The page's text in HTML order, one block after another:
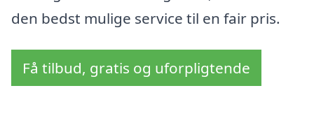
den bedst mulige service til en fair pris.
Få tilbud, gratis og uforpligtende